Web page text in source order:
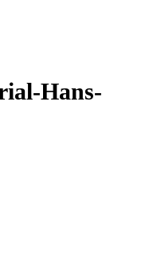
Hans-